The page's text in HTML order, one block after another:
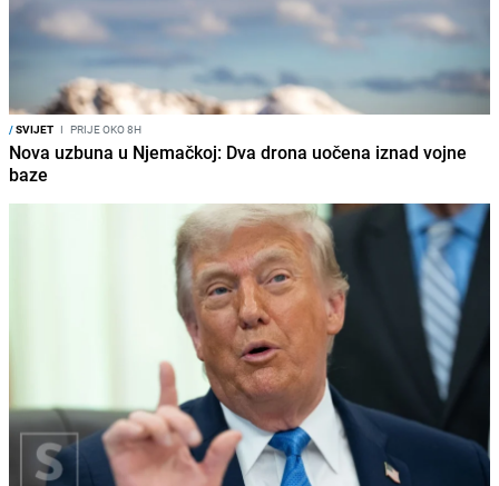
/SVIJET I PRIJE OKO 8H
Nova uzbuna u Njemačkoj: Dva drona uočena iznad vojne
baze